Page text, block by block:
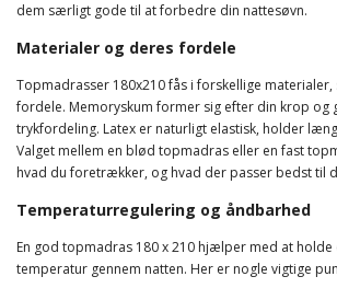
dem særligt gode til at forbedre din nattesøvn.
Materialer og deres fordele
Topmadrasser 180x210 fås i forskellige
fordele. Memoryskum former sig efter din krop og
trykfordeling. Latex er naturligt elastisk, holder
Valget mellem en blød topmadras eller en fast
hvad du foretrækker, og hvad der passer bedst til
Temperaturregulering og åndbarhed
En god topmadras 180 x 210 hjælper med at holde
temperatur gennem natten. Her er nogle vigtige